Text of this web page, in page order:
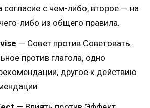
согласие с чем-либо, второе — на
либо из общего правила.
— Совет против Советовать.
против глагола, одно
другое к действию